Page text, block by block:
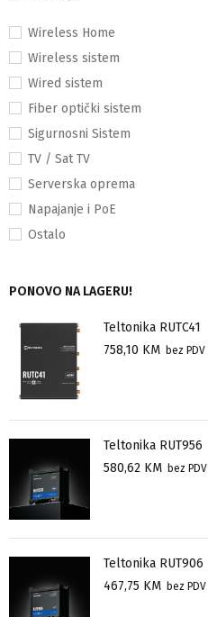
Wireless Home
Wireless sistem
Wired sistem
Fiber optički sistem
Sigurnosni Sistem
TV / Sat TV
Serverska oprema
Napajanje i PoE
Ostalo
PONOVO NA LAGERU!
Teltonika RUTC41
758,10 KM bez PDV
Teltonika RUT956
580,62 KM bez PDV
Teltonika RUT906
467,75 KM bez PDV